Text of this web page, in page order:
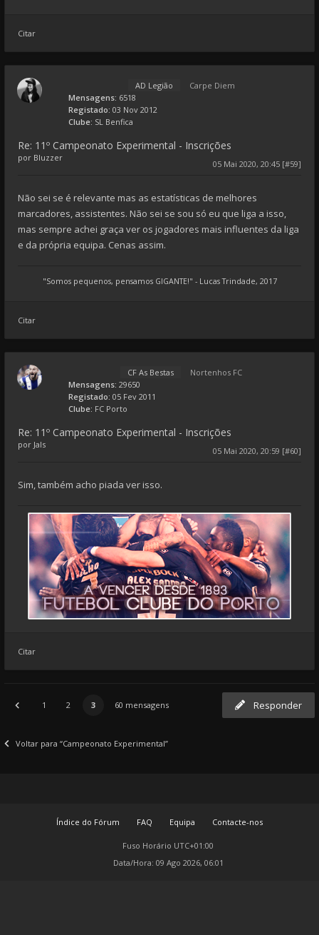
Citar
AD Legião
Carpe Diem
Mensagens: 6518
Registado: 03 Nov 2012
Clube: SL Benfica
Re: 11º Campeonato Experimental - Inscrições
05 Mai 2020, 20:45 [#59]
por Bluzzer
Não sei se é relevante mas as estatísticas de melhores
marcadores, assistentes. Não sei se sou só eu que liga a isso,
mas sempre achei graça ver os jogadores mais influentes da liga
e da própria equipa. Cenas assim.
"Somos pequenos, pensamos GIGANTE!" - Lucas Trindade, 2017
Citar
CF As Bestas
Nortenhos FC
Mensagens: 29650
Registado: 05 Fev 2011
Clube: FC Porto
Re: 11º Campeonato Experimental - Inscrições
05 Mai 2020, 20:59 [#60]
por Jals
Sim, também acho piada ver isso.
Citar
1 2 3 60 mensagens Responder
Voltar para “Campeonato Experimental”
Índice do Fórum FAQ Equipa Contacte-nos
Fuso Horário UTC+01:00
Data/Hora: 09 Ago 2026, 06:01